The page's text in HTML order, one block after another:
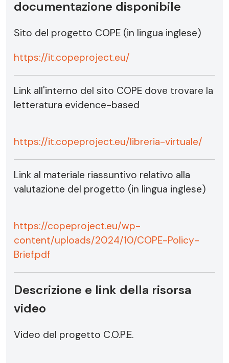
documentazione disponibile
Sito del progetto COPE (in lingua inglese)
https://it.copeproject.eu/
Link all'interno del sito COPE dove trovare la
letteratura evidence-based
https://it.copeproject.eu/libreria-virtuale/
Link al materiale riassuntivo relativo alla
valutazione del progetto (in lingua inglese)
https://copeproject.eu/wp-
content/uploads/2024/10/COPE-Policy-
Brief.pdf
Descrizione e link della risorsa
video
Video del progetto C.O.P.E.